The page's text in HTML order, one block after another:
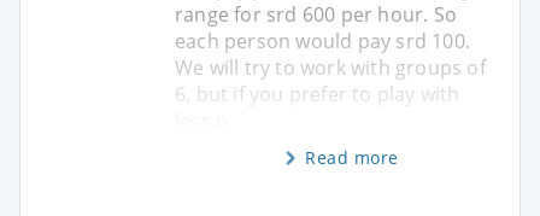
range for srd 600 per hour. So
each person would pay srd 100.
We will try to work with groups of
6, but if you prefer to play with
Read more